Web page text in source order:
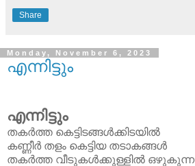
Share
Monday, November 6, 2023
എന്നിട്ടും
എന്നിട്ടും
തകർത്ത കെട്ടിടങ്ങൾക്കിടയിൽ
കണ്ണീർ തളം കെട്ടിയ തടാകങ്ങൾ
തകർത്ത വീടുകൾക്കുള്ളിൽ ഒഴുകുന്ന